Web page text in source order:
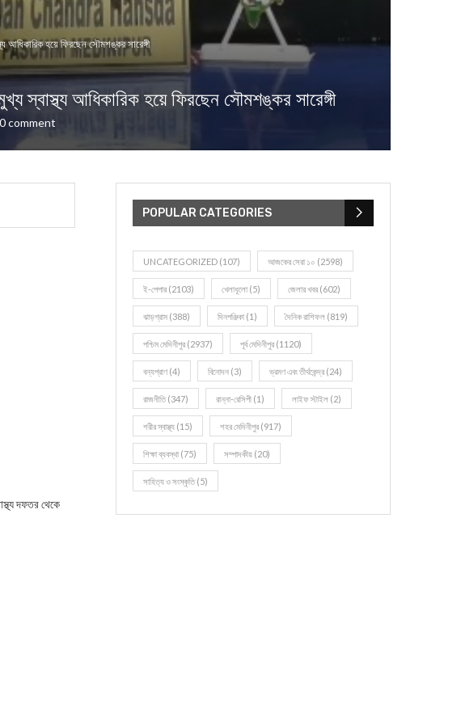
আধিকারিক হয়ে ফিরছেন সৌমশঙ্কর সারেঙ্গী
স্বাস্থ্য আধিকারিক হয়ে ফিরছেন সৌমশঙ্কর সারেঙ্গী
0 comment
দফতর থেকে
POPULAR CATEGORIES
UNCATEGORIZED (107) আজকের সেরা ১০ (2598)
ই-পেপার (2103) খেলাধূলো (5) জেলার খবর (602)
ঝাড়গ্রাম (388) দিনপঞ্জিকা (1) দৈনিক রাশিফল (819)
পশ্চিম মেদিনীপুর (2937) পূর্ব মেদিনীপুর (1120)
বন্যপ্রাণ (4) বিনোদন (3) ভ্রমণ এবং তীর্থকেন্দ্র (24)
রাজনীতি(347) রান্না-রেসিপী (1) লাইফ স্টাইল (2)
শরীর স্বাস্থ্য (15) শহর মেদিনীপুর (917)
শিক্ষা ব্যবস্থা (75) সম্পাদকীয় (20)
সাহিত্য ও সংস্কৃতি(5)